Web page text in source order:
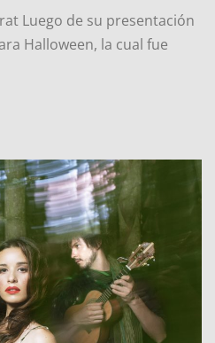
Luego de su presentación
Halloween, la cual fue